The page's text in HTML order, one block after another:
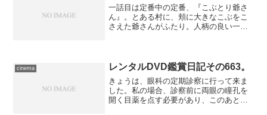
一話目は定番中の定番、『こぶとり爺さ
ん』。とある村に、頬に大きなこぶをこ
さえた爺さんがふたり。人柄の良い一方
んがつられて輪に交ざると...
cinema レンタルDVD鑑賞日記その663。
きょうは、眼科の定期診察に行って来ま
した。私の場合、診察前に両眼の瞳孔を
開く目薬を点す必要があり、このあと約